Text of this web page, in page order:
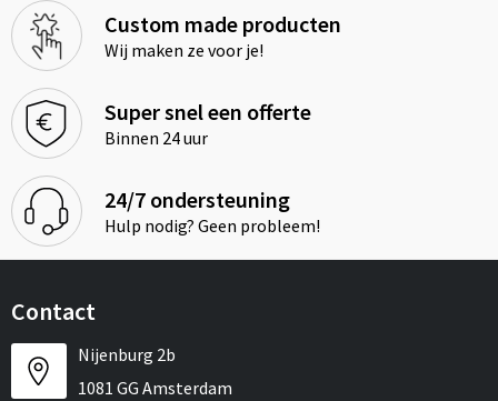
Custom made producten
Wij maken ze voor je!
Super snel een offerte
Binnen 24 uur
24/7 ondersteuning
Hulp nodig? Geen probleem!
Contact
Nijenburg 2b
1081 GG Amsterdam